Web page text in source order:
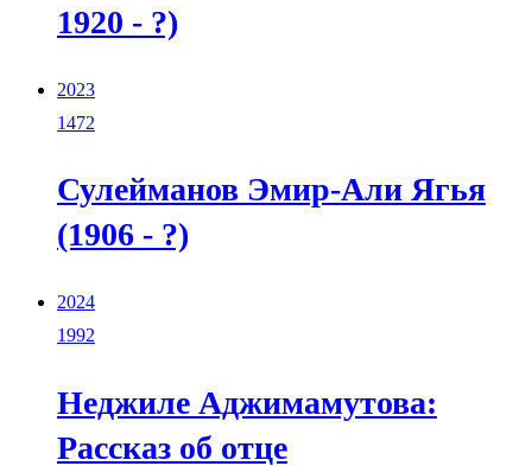
1920 - ?)
2023
1472
Сулейманов Эмир-Али Ягья
(1906 - ?)
2024
1992
Неджиле Аджимамутова:
Рассказ об отце